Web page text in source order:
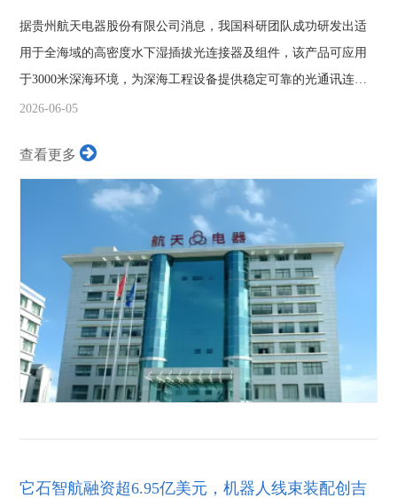
据贵州航天电器股份有限公司消息，我国科研团队成功研发出适
用于全海域的高密度水下湿插拔光连接器及组件，该产品可应用
于3000米深海环境，为深海工程设备提供稳定可靠的光通讯连
接。该产品主要...
2026-06-05
查看更多
它石智航融资超6.95亿美元，机器人线束装配创吉